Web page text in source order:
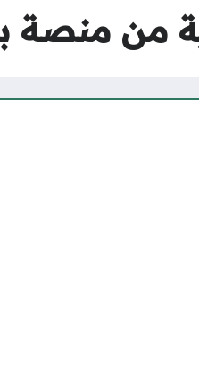
من منصة